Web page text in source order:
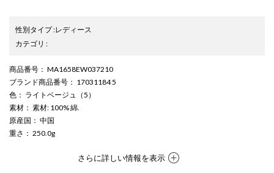
性別タイプ:レディース
カテゴリ :
商品番号 ： MA1658EW037210
ブランド商品番号 ： 17031184 5
色 ： ライトベージュ（5）
素材 ： 素材: 100% 綿.
原産国 ： 中国
重さ ： 250.0g
さらに詳しい情報を表示